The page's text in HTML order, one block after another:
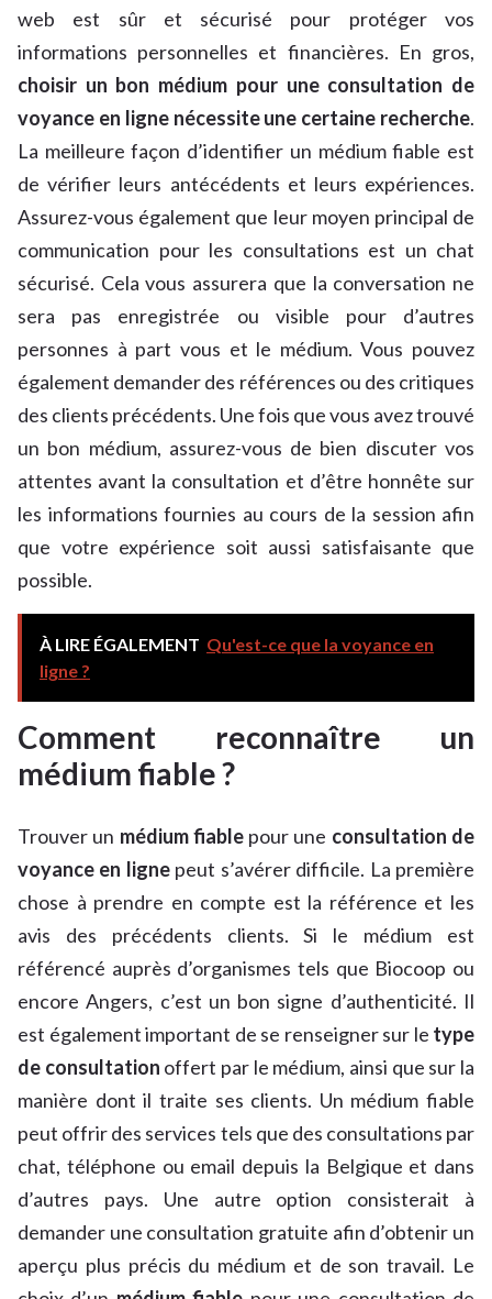
web est sûr et sécurisé pour protéger vos
informations personnelles et financières. En gros,
choisir un bon médium pour une consultation de
voyance en ligne nécessite une certaine recherche.
La meilleure façon d’identifier un médium fiable est
de vérifier leurs antécédents et leurs expériences.
Assurez-vous également que leur moyen principal de
communication pour les consultations est un chat
sécurisé. Cela vous assurera que la conversation ne
sera pas enregistrée ou visible pour d’autres
personnes à part vous et le médium. Vous pouvez
également demander des références ou des critiques
des clients précédents. Une fois que vous avez trouvé
un bon médium, assurez-vous de bien discuter vos
attentes avant la consultation et d’être honnête sur
les informations fournies au cours de la session afin
que votre expérience soit aussi satisfaisante que
possible.
À LIRE ÉGALEMENT Qu'est-ce que la voyance en
ligne ?
Comment reconnaître un
médium fiable ?
Trouver un médium fiablepour une consultation de
voyance en lignepeut s’avérer difficile. La première
chose à prendre en compte est la référence et les
avis des précédents clients. Si le médium est
référencé auprès d’organismes tels que Biocoop ou
encore Angers, c’est un bon signe d’authenticité. Il
est également important de se renseigner sur le type
de consultation offert par le médium, ainsi que sur la
manière dont il traite ses clients. Un médium fiable
peut offrir des services tels que des consultations par
chat, téléphone ou email depuis la Belgique et dans
d’autres pays. Une autre option consisterait à
demander une consultation gratuite afin d’obtenir un
aperçu plus précis du médium et de son travail. Le